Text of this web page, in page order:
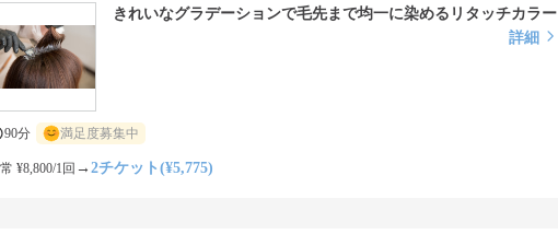
きれいなグラデーションで毛先まで均一に染めるリタッチカラー
詳細
90分 満足度募集中
¥8,800/1回 → 2チケット(¥5,775)